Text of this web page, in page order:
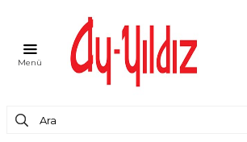
Menü